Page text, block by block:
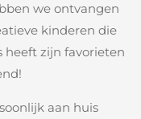
we ontvangen
kinderen die
heeft zijn favorieten
aan huis